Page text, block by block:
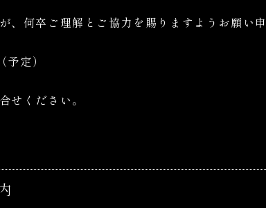
、何卒ご理解とご協力を賜りますようお願い
定）
せください。